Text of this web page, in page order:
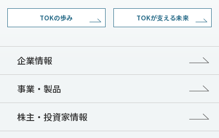
TOKの歩み TOKが支える未来
企業情報
事業・製品
株主・投資家情報